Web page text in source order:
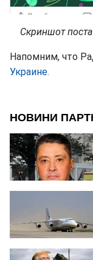
Скриншот
Напомним, что
Украине.